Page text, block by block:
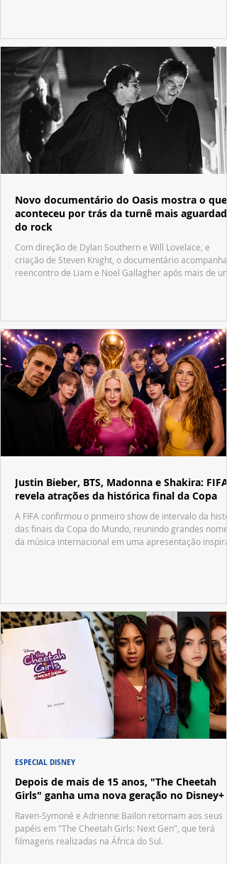
Novo documentário do Oasis mostra o que
aconteceu por trás da turnê mais aguardada
do rock
Com direção de Dylan Southern e Will Lovelace, e
criação de Steven Knight, o documentário acompanha
reencontro de Liam e Noel Gallagher após mais de
Justin Bieber, BTS, Madonna e Shakira: FIFA
revela atrações da histórica final da Copa
A FIFA confirmou o primeiro show de intervalo da
das finais da Copa do Mundo, reunindo grandes nomes
da música internacional em uma apresentação
Depois de mais de 15 anos, "The Cheetah
Girls" ganha uma nova geração no Disney+
Raven-Symoné e Adrienne Bailon retornam aos seus
papéis em "The Cheetah Girls: Next Gen", que terá
filmagens realizadas na África do Sul.
ESPECIAL DISNEY